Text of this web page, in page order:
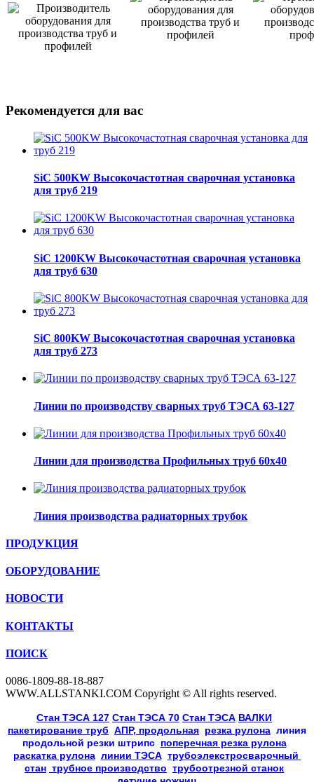
Рекомендуется для вас
SiC 500KW Высокочастотная сварочная установка
для труб 219
SiC 1200KW Высокочастотная сварочная установка
для труб 630
SiC 800KW Высокочастотная сварочная установка
для труб 273
Линии по производству сварных труб ТЭСА 63-127
Линии для производства Профильных труб 60х40
Линия производства радиаторных трубок
ПРОДУКЦИЯ
ОБОРУДОВАНИЕ
НОВОСТИ
КОНТАКТЫ
ПОИСК
0086-1809-88-18-887
WWW.ALLSTANKI.COM Copyright © All rights reserved.
Cтан ТЭСА 127 Cтан ТЭСА 70 Cтан ТЭСА ВАЛКИ
пакетирование труб АПР, продольная резка рулона линия
продольной резки штрипс, поперечная резка рулона
раскатка рулона, линии ТЭСА, трубоэлекстросварочный
стан трубное производство трубоотрезной станок